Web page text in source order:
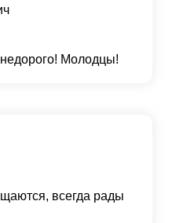
Молодцы!
всегда рады